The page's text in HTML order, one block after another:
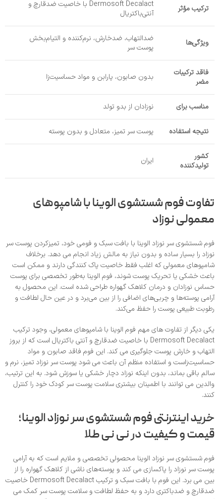
ترکیب مؤثر
Dermosoft Decalact با خاصیت ضدقارچ و
آنتی‌باکتریال
ویژگی‌ها
ضدالتهاب، ضدخارش، نرم‌کننده و التیام‌بخش
پوست سر
فاقد ترکیبات
مضر
بدون صابون، پارابن و مواد حساسیت‌زا
مناسب برای نوزادان از بدو تولد
نتیجه استفاده پوست سر تمیز، متعادل و بدون پوسته
کشور
تولیدکننده
ایران
تفاوت فوم شستشوی الوینا با شامپوهای
معمولی نوزاد
فوم شستشوی سر نوزاد الوینا با بافت سبک و فومی خود، تمیزکردن پوست سر
نوزاد را بسیار ساده و بدون نیاز به مالش زیاد انجام می‌ دهد. برخلاف
شامپوهای معمولی که اغلب فقط خاصیت پاک‌ کنندگی دارند و ممکن است
باعث خشکی یا تحریک پوست شوند، فوم الوینا به‌طور تخصصی برای پوست
حساس نوزادان و درمان کلاهک گهواره طراحی شده است. این محصول به
آرامی پوسته‌ها و چربی‌های اضافی را از بین می‌برد و در عین حال لطافت و
رطوبت طبیعی پوست را حفظ می‌کند.
یکی دیگر از تفاوت‌ های مهم فوم الوینا با شامپوهای معمولی، وجود ترکیب
Dermosoft Decalact با خاصیت ضدقارچ و آنتی‌ باکتریال است که از بروز
التهاب و خارش پوست جلوگیری می‌ کند. این فوم فاقد صابون و مواد
حساسیت‌زاست و استفاده منظم آن باعث می‌ شود پوست سر نوزاد تمیز، نرم و
سالم باقی بماند، بدون اینکه نوزاد دچار خشکی یا سوزش شود. به این ترتیب،
والدین می‌ توانند با اطمینان بیشتری سلامت پوست سر کودک خود را کنترل
کنند.
خرید اینترنتی فوم شستشوی سر نوزاد الوینا؛
قیمت و کیفیت در نی‌ نی طلا
فوم شستشوی سر نوزاد الوینا محصولی تخصصی و ملایم است که به آرامی
پوست سر نوزاد را پاکسازی می‌ کند و پوسته‌های ناشی از کلاهک گهواره را از
بین می‌ برد. این فوم با بافت سبک و ترکیب Dermosoft Decalact خاصیت
ضدقارچ و ضدباکتری دارد و به حفظ لطافت و سلامت پوست سر کمک می‌